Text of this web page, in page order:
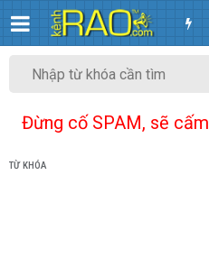
Đừng cố SPAM, sẽ
TỪ KHÓA